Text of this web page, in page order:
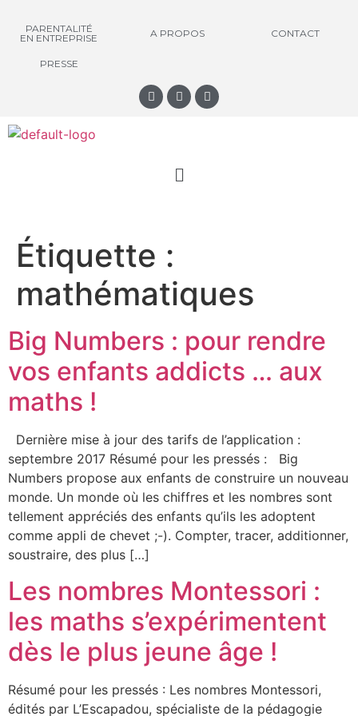
PARENTALITÉ
EN ENTREPRISE
A PROPOS CONTACT
PRESSE
Étiquette :
mathématiques
Big Numbers : pour rendre
vos enfants addicts … aux
maths !
Dernière mise à jour des tarifs de l’application :
septembre 2017 Résumé pour les pressés : Big
Numbers propose aux enfants de construire un nouveau
monde. Un monde où les chiffres et les nombres sont
tellement appréciés des enfants qu’ils les adoptent
comme appli de chevet ;-). Compter, tracer, additionner,
soustraire, des plus […]
Les nombres Montessori :
les maths s’expérimentent
dès le plus jeune âge !
Résumé pour les pressés : Les nombres Montessori,
édités par L’Escapadou, spécialiste de la pédagogie